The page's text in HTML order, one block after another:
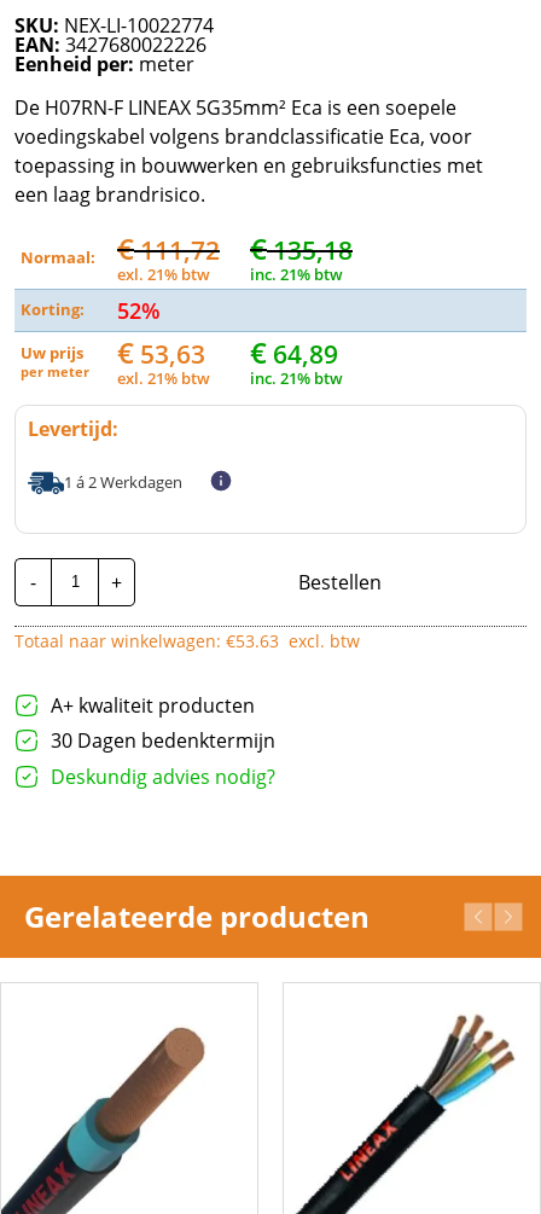
SKU: NEX-LI-10022774
EAN: 3427680022226
Eenheid per: meter
De H07RN-F LINEAX 5G35mm² Eca is een soepele
voedingskabel volgens brandclassificatie Eca, voor
toepassing in bouwwerken en gebruiksfuncties met
een laag brandrisico.
Normaal: €111,72
exl. 21% btw
€135,18
inc. 21% btw
Korting:
52%
Uw prijs
per meter € 53,63
exl. 21% btw
€ 64,89
inc. 21% btw
Levertijd:
1 á 2 Werkdagen
-
Nexans
Lineax
H07RN-
F
|
Per
Meter
aantal
+ Bestellen
Totaal naar winkelwagen: €53.63 excl. btw
A+ kwaliteit producten
30 Dagen bedenktermijn
Deskundig advies nodig?
Gerelateerde producten